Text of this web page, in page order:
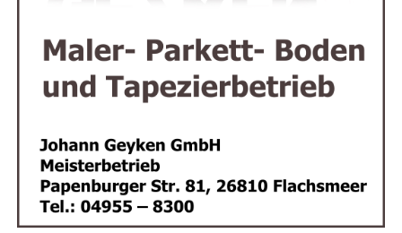
direkt.
Rain­bow Events – Viel­sei­tig enga­giert. Für jedes
Fest. Für jede Idee.
Abstim­mung im Kon­zept
– ob allei­ni­ger Anbie­
ter oder als Teil eines Streetfood-Markts.
de Events
Ob klei­ne Fei­er oder gro­ßes Fir­men­ju­bi­lä­um –
Feenstra’s Friet bringt Street­food-Genuss auf den